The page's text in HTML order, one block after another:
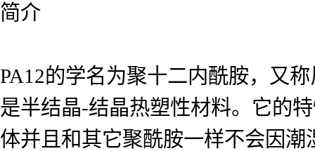
简介
PA12的学名为聚十二内酰胺，又
是半结晶-结晶热塑性材料。它的
体并且和其它聚酰胺一样不会因